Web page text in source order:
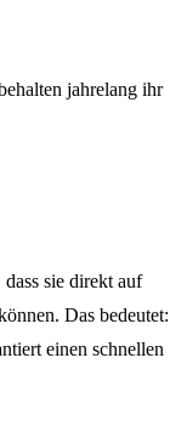
jahrelang ihr
sie direkt auf
Das bedeutet:
einen schnellen